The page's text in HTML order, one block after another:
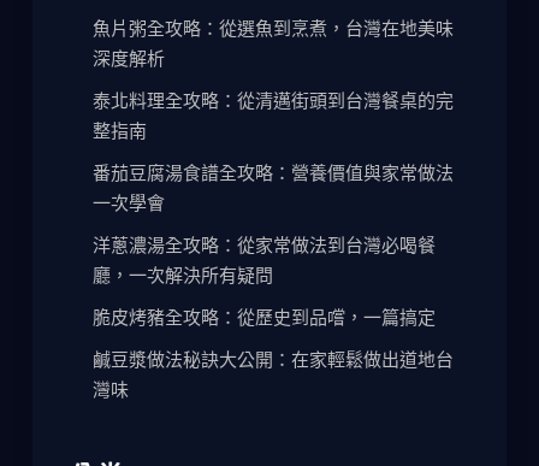
魚片粥全攻略：從選魚到烹煮，台灣在地美味
深度解析
泰北料理全攻略：從清邁街頭到台灣餐桌的完
整指南
番茄豆腐湯食譜全攻略：營養價值與家常做法
一次學會
洋蔥濃湯全攻略：從家常做法到台灣必喝餐
廳，一次解決所有疑問
脆皮烤豬全攻略：從歷史到品嚐，一篇搞定
鹹豆漿做法秘訣大公開：在家輕鬆做出道地台
灣味